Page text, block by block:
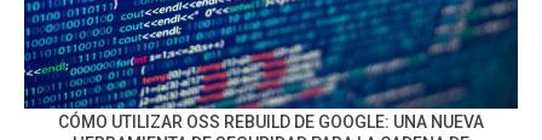
CÓMO UTILIZAR OSS REBUILD DE GOOGLE: UNA NUEVA